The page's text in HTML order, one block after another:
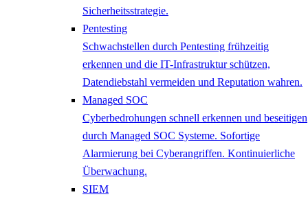
Sicherheitsstrategie.
Pentesting
Schwachstellen durch Pentesting frühzeitig
erkennen und die IT-Infrastruktur schützen,
Datendiebstahl vermeiden und Reputation wahren.
Managed SOC
Cyberbedrohungen schnell erkennen und beseitigen
durch Managed SOC Systeme. Sofortige
Alarmierung bei Cyberangriffen. Kontinuierliche
Überwachung.
SIEM